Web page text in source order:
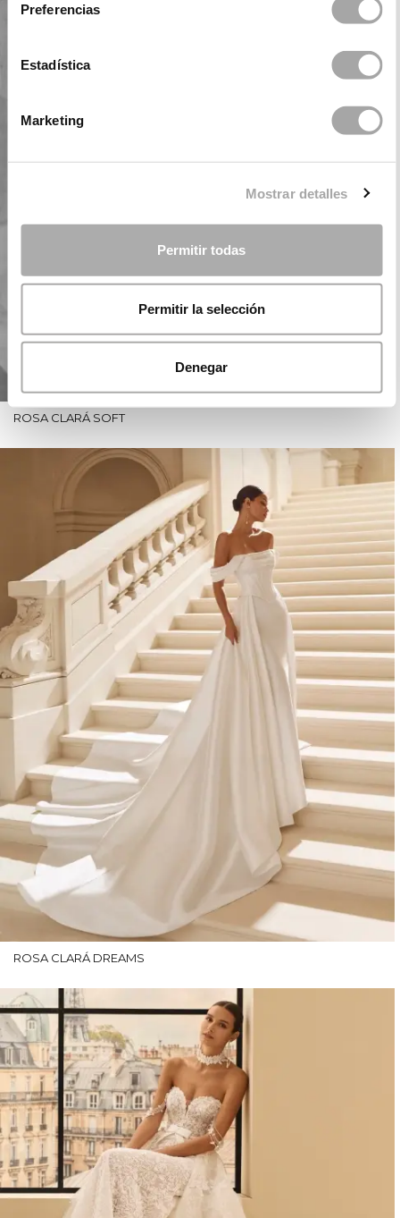
Preferencias
Estadística
Marketing
Mostrar detalles
Permitir todas
Permitir la selección
Denegar
ROSA CLARÁ SOFT
ROSA CLARÁ DREAMS